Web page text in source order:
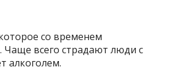
со временем
Чаще всего страдают люди с
алкоголем.